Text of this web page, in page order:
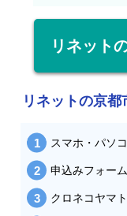
リネット
リネットの京
スマホ・パソ
申込みフォー
クロネコヤマ